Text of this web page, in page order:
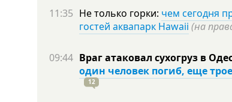
11:35 Не только горки: чем сегодня
гостей аквапарк Hawaii (на
09:44 Враг атаковал сухогруз в
один человек погиб, еще
12